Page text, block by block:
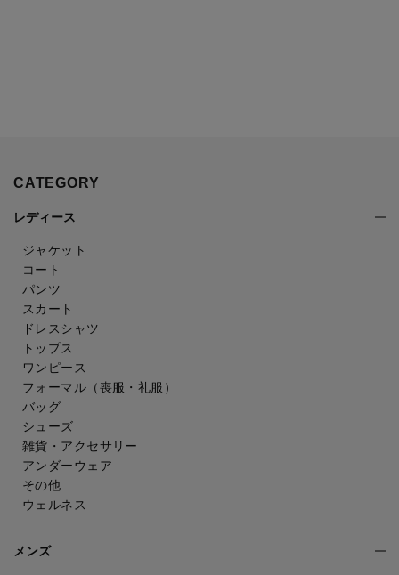
CATEGORY
レディース
ジャケット
コート
パンツ
スカート
ドレスシャツ
トップス
ワンピース
フォーマル（喪服・礼服）
バッグ
シューズ
雑貨・アクセサリー
アンダーウェア
その他
ウェルネス
メンズ